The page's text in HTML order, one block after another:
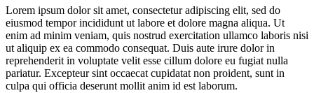
Lorem ipsum dolor sit amet, consectetur adipiscing elit, sed do
eiusmod tempor incididunt ut labore et dolore magna aliqua. Ut
enim ad minim veniam, quis nostrud exercitation ullamco laboris nisi
ut aliquip ex ea commodo consequat. Duis aute irure dolor in
reprehenderit in voluptate velit esse cillum dolore eu fugiat nulla
pariatur. Excepteur sint occaecat cupidatat non proident, sunt in
culpa qui officia deserunt mollit anim id est laborum.